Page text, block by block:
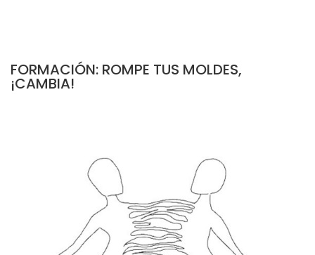
FORMACIÓN: ROMPE TUS MOLDES,
¡CAMBIA!